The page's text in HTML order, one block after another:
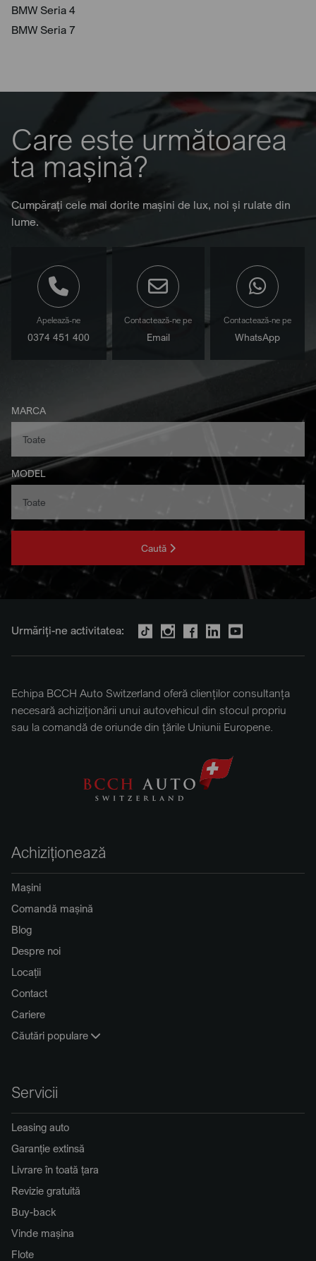
BMW Seria 4
BMW Seria 7
Care este următoarea
ta mașină?
Cumpărați cele mai dorite mașini de lux, noi și rulate din
lume.
Apelează-ne
0374 451 400
Contactează-ne pe
Email
Contactează-ne pe
WhatsApp
MARCA
MODEL
Caută
Urmăriți-ne activitatea:
Echipa BCCH Auto Switzerland oferă clienților consultanța
necesară achiziționării unui autovehicul din stocul propriu
sau la comandă de oriunde din țările Uniunii Europene.
Achiziționează
Mașini
Comandă mașină
Blog
Despre noi
Locații
Contact
Cariere
Căutări populare
Servicii
Leasing auto
Garanție extinsă
Livrare în toată țara
Revizie gratuită
Buy-back
Vinde mașina
Flote